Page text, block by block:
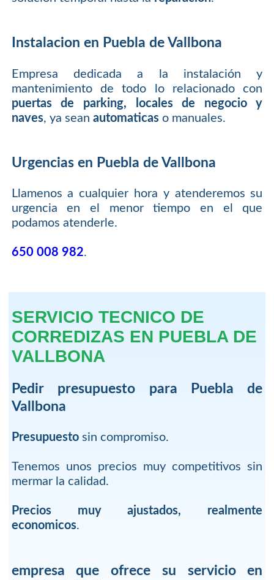
Instalacion en Puebla de Vallbona
Empresa dedicada a la instalación y
mantenimiento de todo lo relacionado con
puertas de parking, locales de negocio y
naves, ya sean automaticaso manuales.
Urgencias en Puebla de Vallbona
Llamenos a cualquier hora y atenderemos su
urgencia en el menor tiempo en el que
podamos atenderle.
650 008 982.
SERVICIO TECNICO DE
CORREDIZAS EN PUEBLA DE
VALLBONA
Pedir presupuesto para Puebla de
Vallbona
Presupuestosin compromiso.
Tenemos unos precios muy competitivos sin
mermar la calidad.
Precios muy ajustados, realmente
economicos.
empresa que ofrece su servicio en